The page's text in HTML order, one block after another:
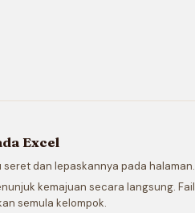
Excel
dan lepaskannya pada halaman.
kemajuan secara langsung. Fail
semula kelompok.